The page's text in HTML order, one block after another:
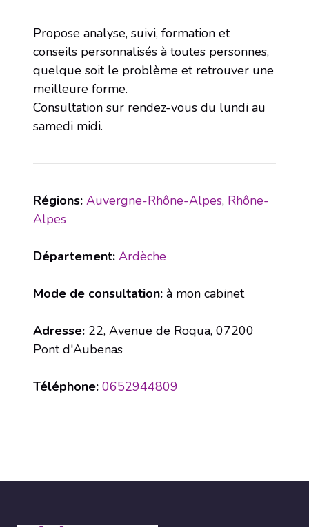
Propose analyse, suivi, formation et
conseils personnalisés à toutes personnes,
quelque soit le problème et retrouver une
meilleure forme.
Consultation sur rendez-vous du lundi au
samedi midi.
Régions: Auvergne-Rhône-Alpes, Rhône-
Alpes
Département: Ardèche
Mode de consultation: à mon cabinet
Adresse: 22, Avenue de Roqua, 07200
Pont d'Aubenas
Téléphone: 0652944809